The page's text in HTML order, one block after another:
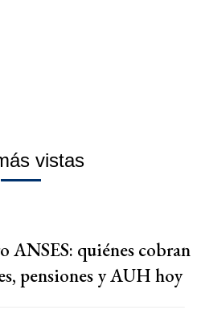
vistas
ANSES: quiénes cobran
pensiones y AUH hoy